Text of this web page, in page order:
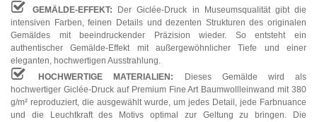
GEMÄLDE-EFFEKT: Der Giclée-Druck in Museumsqualität gibt die
intensiven Farben, feinen Details und dezenten Strukturen des originalen
Gemäldes mit beeindruckender Präzision wieder. So entsteht ein
authentischer Gemälde-Effekt mit außergewöhnlicher Tiefe und einer
eleganten, hochwertigen Ausstrahlung.
HOCHWERTIGE MATERIALIEN: Dieses Gemälde wird als
hochwertiger Giclée-Druck auf Premium Fine Art Baumwollleinwand mit 380
g/m² reproduziert, die ausgewählt wurde, um jedes Detail, jede Farbnuance
und die Leuchtkraft des Motivs optimal zur Geltung zu bringen. Die